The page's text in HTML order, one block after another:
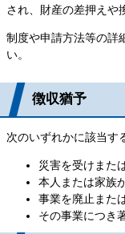
され、財産の差押えや
制度や申請方法等の詳
い。
徴収猶予
次のいずれかに該当す
災害を受けまた
本人または家族
事業を廃止また
その事業につき